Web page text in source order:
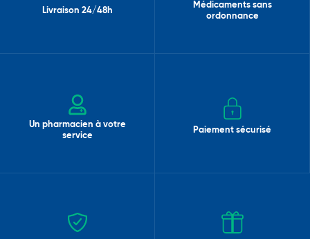
Livraison 24/48h
Médicaments sans
ordonnance
Un pharmacien à votre
service
Paiement sécurisé